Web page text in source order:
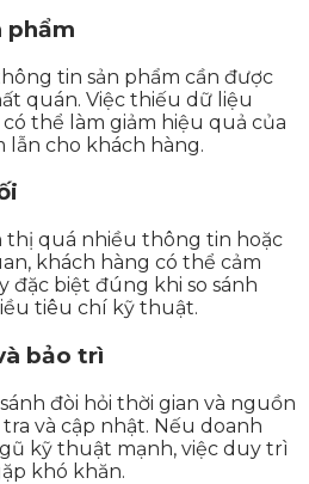
phẩm
tin sản phẩm cần được
quán. Việc thiếu dữ liệu
thể làm giảm hiệu quả của
lẫn cho khách hàng.
thị quá nhiều thông tin hoặc
khách hàng có thể cảm
đặc biệt đúng khi so sánh
tiêu chí kỹ thuật.
bảo trì
đòi hỏi thời gian và nguồn
và cập nhật. Nếu doanh
kỹ thuật mạnh, việc duy trì
khó khăn.